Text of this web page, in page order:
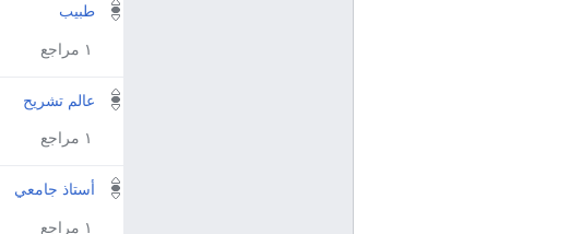
طبيب
١ مراجع
عالم تشريح
١ مراجع
أستاذ جامعي
١ مراجع